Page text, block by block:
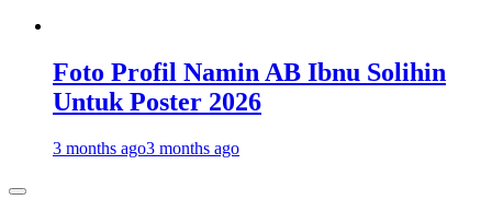
Foto Profil Namin AB Ibnu Solihin
Untuk Poster 2026
3 months ago3 months ago